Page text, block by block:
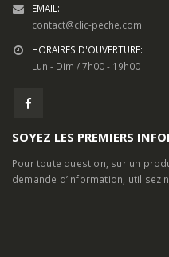
EMAIL:
contact@clic-peche.com
HORAIRES D'OUVERTURE:
Lun - Dim / 7h00 - 19h00
SOYEZ LES PREMIERS
Pour toute question, sur un
demande d’information, utilisez